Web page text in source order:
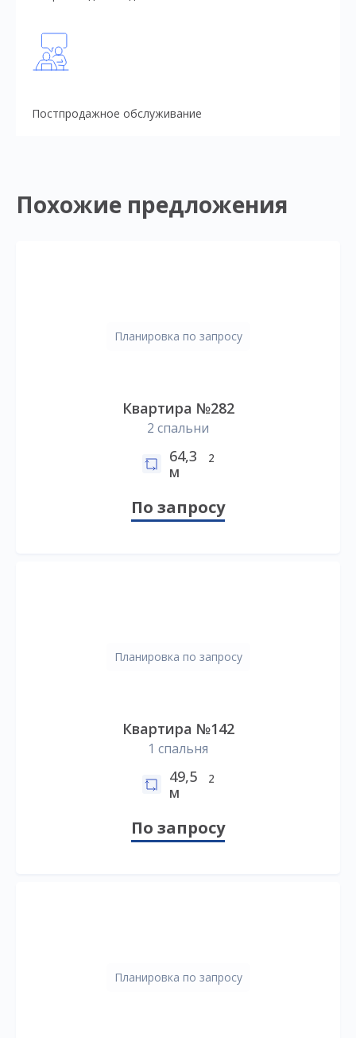
Постпродажное обслуживание
Похожие предложения
Планировка по запросу
Квартира №282
2 спальни
64,3
м
2
По запросу
Планировка по запросу
Квартира №142
1 спальня
49,5
м
2
По запросу
Планировка по запросу